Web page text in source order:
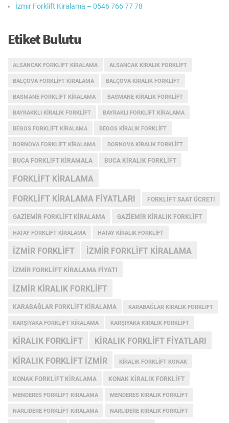
İzmir Forklift Kiralama – 0546 766 77 78
Etiket Bulutu
ALSANCAK FORKLIFT KIRALAMA ALSANCAK KIRALIK FORKLIFT
BALÇOVA FORKLIFT KIRALAMA BALÇOVA KIRALIK FORKLIFT
BASMANE FORKLIFT KIRALAMA BASMANE KIRALIK FORKLIFT
BAYRAKKLI KIRALIK FORKLIFT BAYRAKLI FORKLIFT KIRALAMA
BEGOS FORKLIFT KIRALAMA BEGOS KIRALIK FORKLIFT
BORNOVA FORKLIFT KIRALAMA BORNOVA KIRALIK FORKLIFT
BUCA FORKLIFT KIRAMALA BUCA KIRALIK FORKLIFT
FORKLIFT KIRALAMA
FORKLIFT KIRALAMA FIYATLARI FORKLIFT SAAT ÜCRETI
GAZIEMIR FORKLIFT KIRALAMA GAZIEMIR KIRALIK FORKLIFT
HATAY FORKLIFT KIRALAMA HATAY KIRALIK FORKLIFT
IZMIR FORKLIFT IZMIR FORKLIFT KIRALAMA
IZMIR FORKLIFT KIRALAMA FIYATI
IZMIR KIRALIK FORKLIFT
KARABAĞLAR FORKLIFT KIRALAMA KARABAĞLAR KIRALIK FORKLIFT
KARŞIYAKA FORKLIFT KIRALAMA KARŞIYAKA KIRALIK FORKLIFT
KIRALIK FORKLIFT KIRALIK FORKLIFT FIYATLARI
KIRALIK FORKLIFT IZMIR KIRALIK FORKLIFT KONAK
KONAK FORKLIFT KIRALAMA KONAK KIRALIK FORKLIFT
MENDERES FORKLIFT KIRALAMA MENDERES KIRALIK FORKLIFT
NARLIDERE FORKLIFT KIRALAMA NARLIDERE KIRALIK FORKLIFT